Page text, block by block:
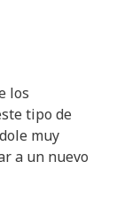
los
tipo de
muy
a un nuevo